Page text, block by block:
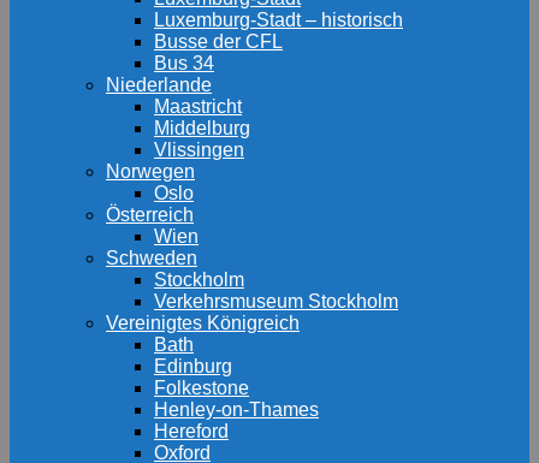
Luxemburg-Stadt – historisch
Busse der CFL
Bus 34
Niederlande
Maastricht
Middelburg
Vlissingen
Norwegen
Oslo
Österreich
Wien
Schweden
Stockholm
Verkehrsmuseum Stockholm
Vereinigtes Königreich
Bath
Edinburg
Folkestone
Henley-on-Thames
Hereford
Oxford